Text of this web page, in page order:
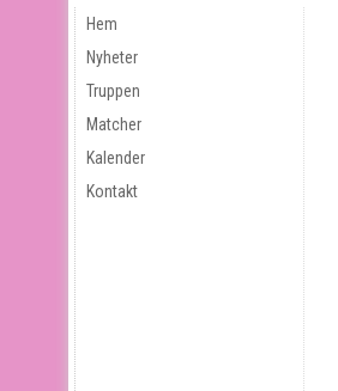
Hem
Nyheter
Truppen
Matcher
Kalender
Kontakt